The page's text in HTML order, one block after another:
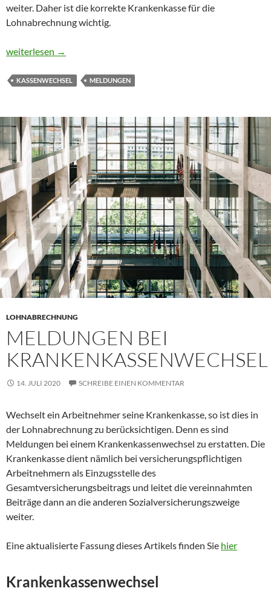
weiter. Daher ist die korrekte Krankenkasse für die
Lohnabrechnung wichtig.
Meldungen bei Krankenkassenwechsel
weiterlesen →
KASSENWECHSEL MELDUNGEN
LOHNABRECHNUNG
MELDUNGEN BEI
KRANKENKASSENWECHSEL
14. JULI 2020 SCHREIBE EINEN KOMMENTAR
Wechselt ein Arbeitnehmer seine Krankenkasse, so ist dies in
der Lohnabrechnung zu berücksichtigen. Denn es sind
Meldungen bei einem Krankenkassenwechsel zu erstatten. Die
Krankenkasse dient nämlich bei versicherungspflichtigen
Arbeitnehmern als Einzugsstelle des
Gesamtversicherungsbeitrags und leitet die vereinnahmten
Beiträge dann an die anderen Sozialversicherungszweige
weiter.
Eine aktualisierte Fassung dieses Artikels finden Sie hier
Krankenkassenwechsel